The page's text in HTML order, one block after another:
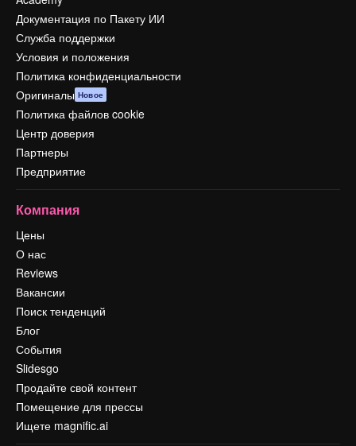
Документация по Пакету ИИ
Служба поддержки
Условия и положения
Политика конфиденциальности
Оригиналы Новое
Политика файлов cookie
Центр доверия
Партнеры
Предприятие
Компания
Цены
О нас
Reviews
Вакансии
Поиск тенденций
Блог
События
Slidesgo
Продайте свой контент
Помещение для прессы
Ищете magnific.ai